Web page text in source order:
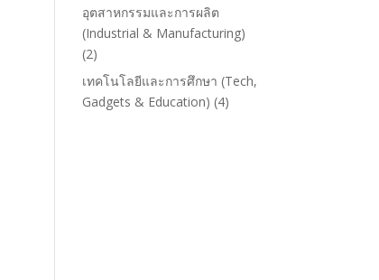
อุตสาหกรรมและการผลิต
(Industrial & Manufacturing)
(2)
เทคโนโลยีและการศึกษา (Tech,
Gadgets & Education) (4)